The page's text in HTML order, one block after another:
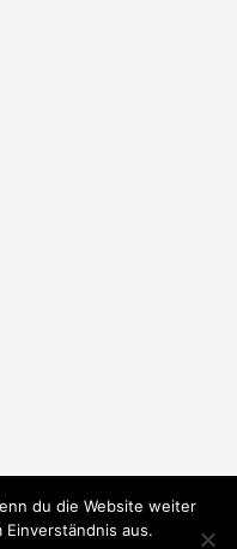
du die Website weiter
aus.